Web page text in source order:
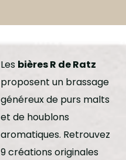
Les bières R de Ratz
proposent un brassage
généreux de purs malts
et de houblons
aromatiques. Retrouvez
9 créations originales